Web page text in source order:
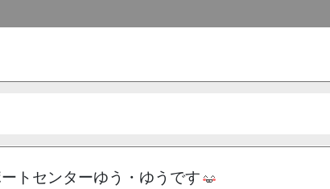
トセンターゆう・ゆうです